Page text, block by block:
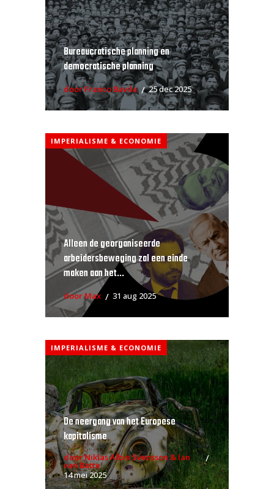
Bureaucratische planning en
democratische planning
door Franco Bavila 25 dec 2025
IMPERIALISME & ECONOMIE
Alleen de georganiseerde
arbeidersbeweging zal een einde
maken aan het...
door Max 31 aug 2025
IMPERIALISME & ECONOMIE
De neergang van het Europese
kapitalisme
door Niklas Albin Svensson & Ian
van Batte
14 mei 2025